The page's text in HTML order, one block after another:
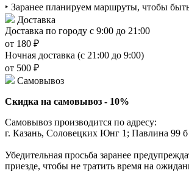
‣ Заранее планируем маршруты, чтобы
Доставка
Доставка по городу с 9:00 до 21:00
от 180 ₽
Ночная доставка (с 21:00 до 9:00)
от 500 ₽
Самовывоз
Скидка на самовывоз - 10%
Самовывоз производится по адресу:
г. Казань, Соловецких Юнг 1; Павлина 99 б
Убедительная просьба заранее
приезде, чтобы не тратить время на